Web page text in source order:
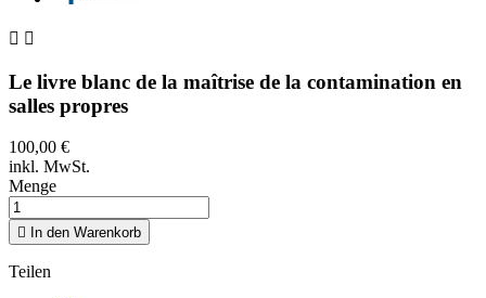
 
Le livre blanc de la maîtrise de la contamination en
salles propres
100,00 €
inkl. MwSt.
Menge
 In den Warenkorb
Teilen